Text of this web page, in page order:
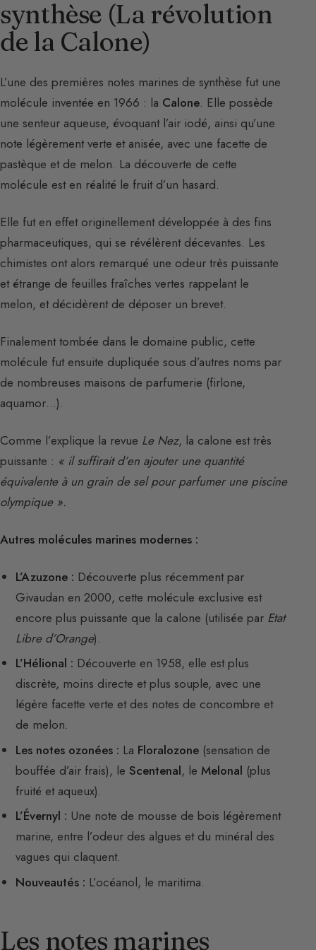
synthèse (La révolution
de la Calone)
L’une des premières notes marines de synthèse fut une
molécule inventée en 1966 : la Calone. Elle possède
une senteur aqueuse, évoquant l’air iodé, ainsi qu’une
note légèrement verte et anisée, avec une facette de
pastèque et de melon. La découverte de cette
molécule est en réalité le fruit d’un hasard.
Elle fut en effet originellement développée à des fins
pharmaceutiques, qui se révélèrent décevantes. Les
chimistes ont alors remarqué une odeur très puissante
et étrange de feuilles fraîches vertes rappelant le
melon, et décidèrent de déposer un brevet.
Finalement tombée dans le domaine public, cette
molécule fut ensuite dupliquée sous d’autres noms par
de nombreuses maisons de parfumerie (firlone,
aquamor…).
Comme l’explique la revue Le Nez, la calone est très
puissante : « il suffirait d’en ajouter une quantité
équivalente à un grain de sel pour parfumer une piscine
olympique ».
Autres molécules marines modernes :
L’Azuzone : Découverte plus récemment par
Givaudan en 2000, cette molécule exclusive est
encore plus puissante que la calone (utilisée par Etat
Libre d’Orange).
L’Hélional : Découverte en 1958, elle est plus
discrète, moins directe et plus souple, avec une
légère facette verte et des notes de concombre et
de melon.
Les notes ozonées : La Floralozone (sensation de
bouffée d’air frais), leScentenal, leMelonal (plus
fruité et aqueux).
L’Évernyl : Une note de mousse de bois légèrement
marine, entre l’odeur des algues et du minéral des
vagues qui claquent.
Nouveautés : L’océanol, le maritima.
Les notes marines